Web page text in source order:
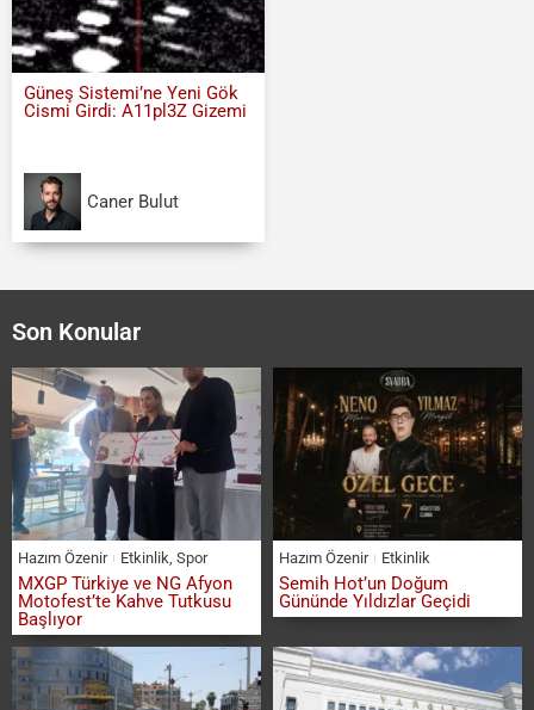
Güneş Sistemi’ne Yeni Gök
Cismi Girdi: A11pl3Z Gizemi
Caner Bulut
Son Konular
Hazım Özenir Etkinlik, Spor
MXGP Türkiye ve NG Afyon
Motofest’te Kahve Tutkusu
Başlıyor
Hazım Özenir Etkinlik
Semih Hot’un Doğum
Gününde Yıldızlar Geçidi